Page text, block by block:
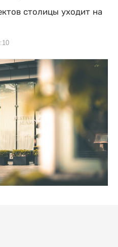
столицы уходит на